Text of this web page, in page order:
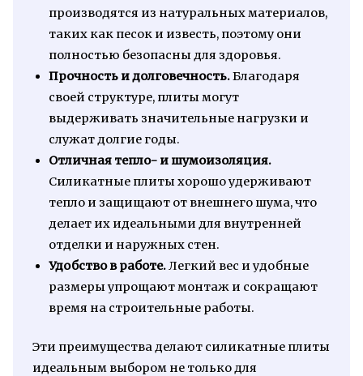
производятся из натуральных материалов,
таких как песок и известь, поэтому они
полностью безопасны для здоровья.
Прочность и долговечность.Благодаря
своей структуре, плиты могут
выдерживать значительные нагрузки и
служат долгие годы.
Отличная тепло- и шумоизоляция.
Силикатные плиты хорошо удерживают
тепло и защищают от внешнего шума, что
делает их идеальными для внутренней
отделки и наружных стен.
Удобство в работе.Легкий вес и удобные
размеры упрощают монтаж и сокращают
время на строительные работы.
Эти преимущества делают силикатные плиты
идеальным выбором не только для